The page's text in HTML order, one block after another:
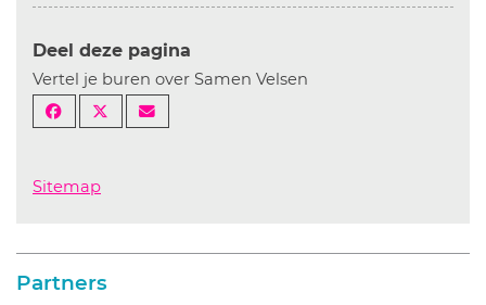
Deel deze pagina
Vertel je buren over Samen Velsen
Sitemap
Partners